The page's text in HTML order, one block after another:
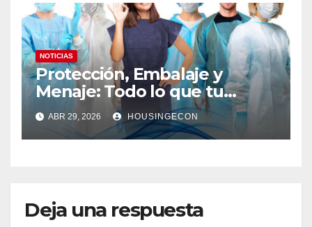
NOTICIAS
Protección, Embalaje y
Menaje: Todo lo que tu
negocio necesita en un solo
lugar
ABR 29, 2026 HOUSINGECON
Deja una respuesta